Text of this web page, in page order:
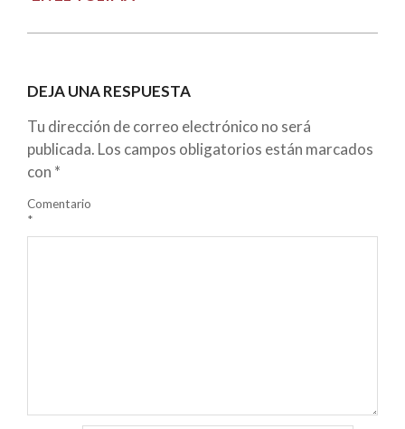
DEJA UNA RESPUESTA
Tu dirección de correo electrónico no será
publicada. Los campos obligatorios están marcados
con *
Comentario
*